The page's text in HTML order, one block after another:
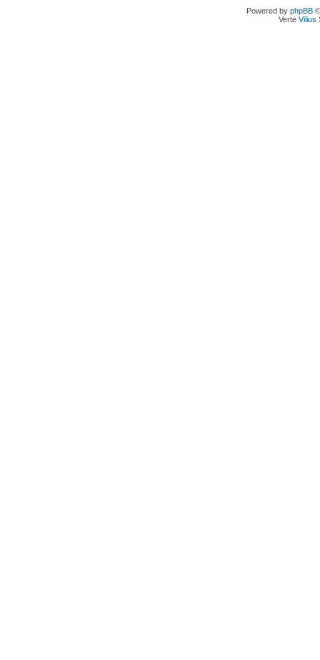
Powered by phpBB
Vertė Vilius